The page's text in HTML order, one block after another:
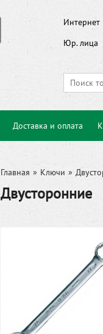
Интернет
Юр. лица
Доставка и оплата
Главная » Ключи »
Двусторонние